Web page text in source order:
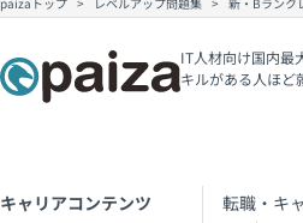
IT人材向け国内最
キルがある人ほど
キャリアコンテンツ 転職・キ